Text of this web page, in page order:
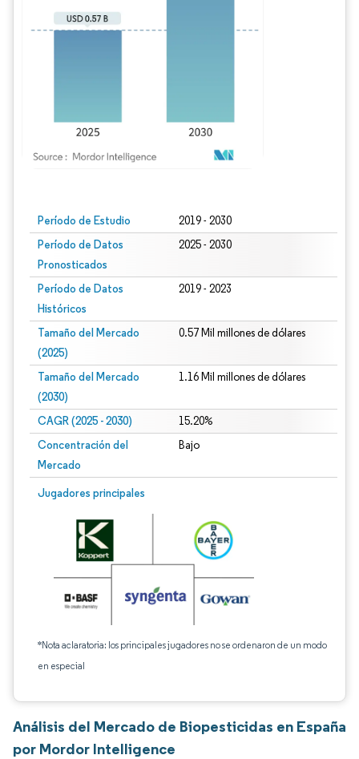
Período de Estudio 2019 - 2030
Período de Datos
Pronosticados
2025 - 2030
Período de Datos
Históricos
2019 - 2023
Tamaño del Mercado
(2025)
0.57 Mil millones de dólares
Tamaño del Mercado
(2030)
1.16 Mil millones de dólares
CAGR (2025 - 2030) 15.20%
Concentración del
Mercado
Bajo
Jugadores principales
*Nota aclaratoria: los principales jugadores no se ordenaron de un modo
en especial
Análisis del Mercado de Biopesticidas en España
por Mordor Intelligence